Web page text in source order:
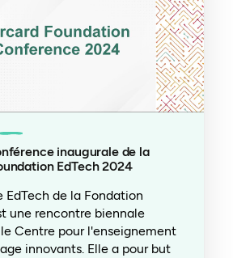
inaugurale de la
EdTech 2024
EdTech de la Fondation
une rencontre biennale
Centre pour l'enseignement
innovants. Elle a pour but